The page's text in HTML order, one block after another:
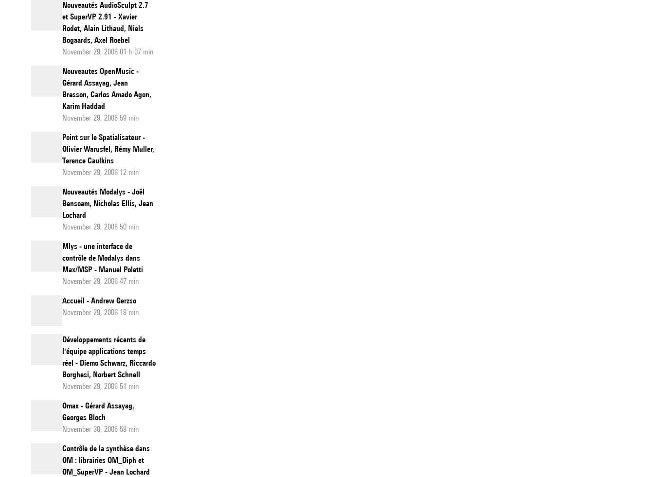
Nouveautés AudioSculpt 2.7
et SuperVP 2.91 - Xavier
Rodet, Alain Lithaud, Niels
Bogaards, Axel Roebel
November 29, 2006 01 h 07 min
Nouveautes OpenMusic -
Gérard Assayag, Jean
Bresson, Carlos Amado Agon,
Karim Haddad
November 29, 2006 59 min
Point sur le Spatialisateur -
Olivier Warusfel, Rémy Muller,
Terence Caulkins
November 29, 2006 12 min
Nouveautés Modalys - Joël
Bensoam, Nicholas Ellis, Jean
Lochard
November 29, 2006 50 min
Mlys - une interface de
contrôle de Modalys dans
Max/MSP - Manuel Poletti
November 29, 2006 47 min
Accueil - Andrew Gerzso
November 29, 2006 18 min
Développements récents de
l'équipe applications temps
réel - Diemo Schwarz, Riccardo
Borghesi, Norbert Schnell
November 29, 2006 51 min
Omax - Gérard Assayag,
Georges Bloch
November 30, 2006 58 min
Contrôle de la synthèse dans
OM : librairies OM_Diph et
OM_SuperVP - Jean Lochard